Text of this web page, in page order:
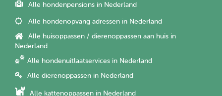
Alle hondenpensions in Nederland
Alle hondenopvang adressen in Nederland
Alle huisoppassen / dierenoppassen aan huis in
Nederland
Alle hondenuitlaatservices in Nederland
Alle dierenoppassen in Nederland
Alle kattenoppassen in Nederland